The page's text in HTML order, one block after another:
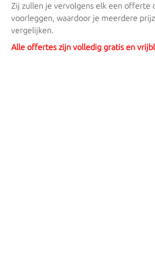
Zij zullen je vervolgens elk een offerte
voorleggen, waardoor je meerdere
vergelijken.
Alle offertes zijn volledig gratis en